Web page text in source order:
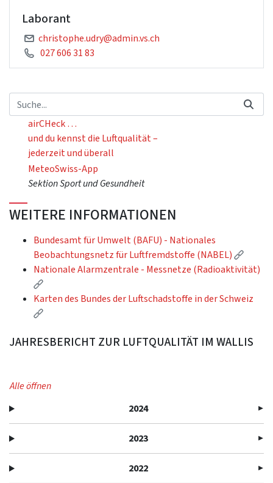
Laborant
christophe.udry@admin.vs.ch
027 606 31 83
airCHeck …
und du kennst die Luftqualität –
jederzeit und überall
MeteoSwiss-App
Sektion Sport und Gesundheit
WEITERE INFORMATIONEN
Bundesamt für Umwelt (BAFU) - Nationales
Beobachtungsnetz für Luftfremdstoffe (NABEL)
Nationale Alarmzentrale - Messnetze (Radioaktivität)
(Externer Link)
Karten des Bundes der Luftschadstoffe in der Schweiz
(Externer Link)
JAHRESBERICHT ZUR LUFTQUALITÄT IM WALLIS
Alle öffnen
2024
2023
2022